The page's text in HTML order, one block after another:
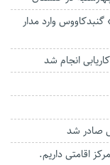
وارد مدار